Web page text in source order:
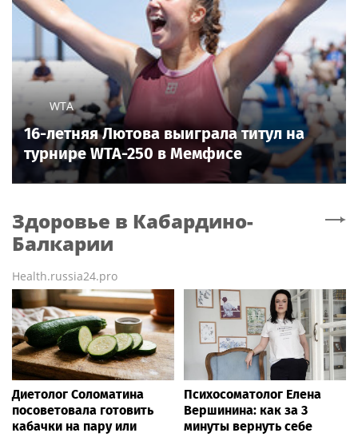
WTA
16-летняя Лютова выиграла титул на
турнире WTA-250 в Мемфисе
Здоровье в Кабардино-
Балкарии
Health.russia24.pro
Диетолог Соломатина
посоветовала готовить
кабачки на пару или
Психосоматолог Елена
Вершинина: как за 3
минуты вернуть себе